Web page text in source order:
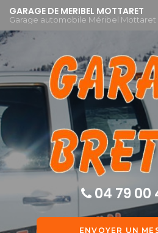
Aller
au
contenu
principal
GARAGE DE MERIBEL MOTTARET
Garage automobile Méribel Mottaret
04 79 00
ENVOYER UN